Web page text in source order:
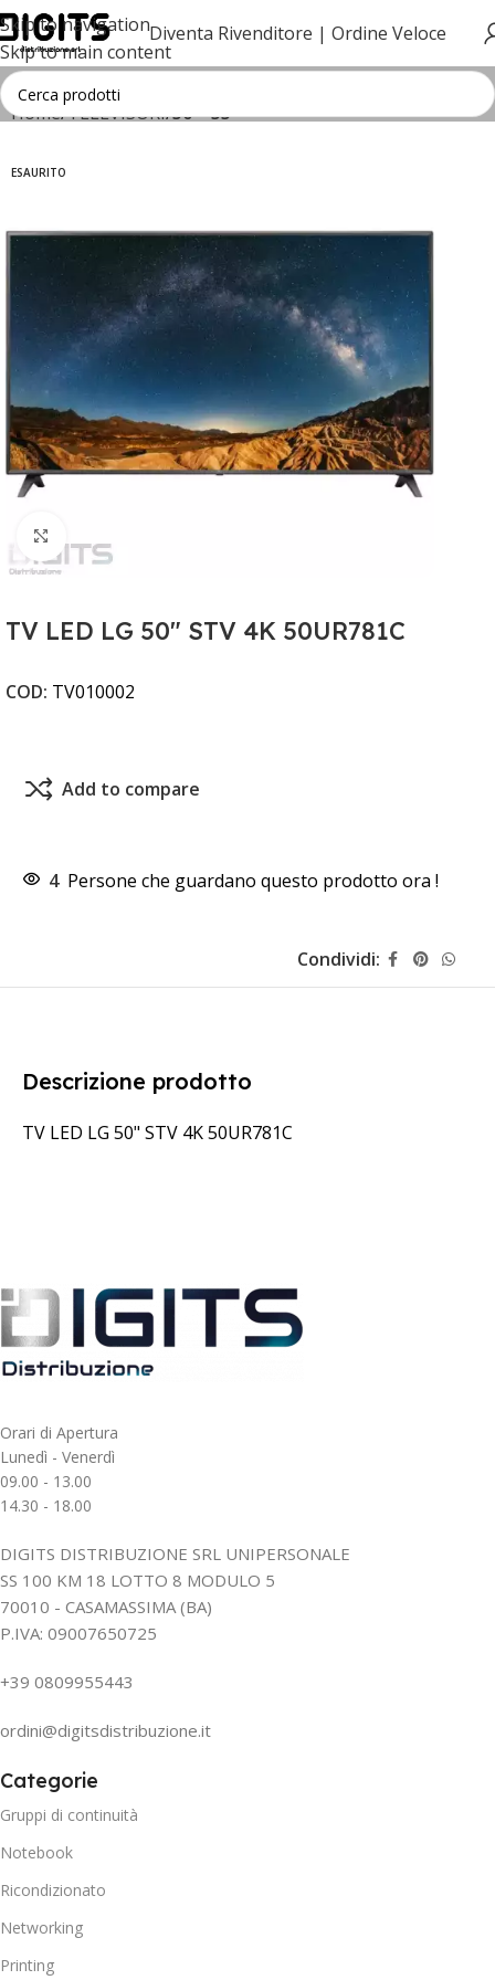
Skip to navigation
Skip to main content
Diventa Rivenditore | Ordine Veloce
Home TELEVISORI 50"- 55"
ESAURITO
TV LED LG 50" STV 4K 50UR781C
COD: TV010002
Add to compare
4 Persone che guardano questo prodotto ora !
Condividi:
Descrizione prodotto
TV LED LG 50" STV 4K 50UR781C
Orari di Apertura
Lunedì - Venerdì
09.00 - 13.00
14.30 - 18.00
DIGITS DISTRIBUZIONE SRL UNIPERSONALE
SS 100 KM 18 LOTTO 8 MODULO 5
70010 - CASAMASSIMA (BA)
P.IVA: 09007650725
+39 0809955443
ordini@digitsdistribuzione.it
Categorie
Gruppi di continuità
Notebook
Ricondizionato
Networking
Printing